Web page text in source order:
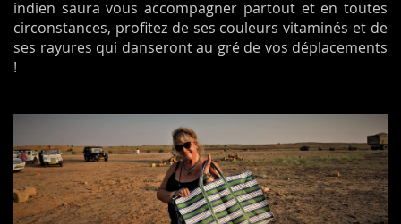
indien saura vous accompagner partout et en toutes
circonstances, profitez de ses couleurs vitaminés et de
ses rayures qui danseront au gré de vos déplacements
!